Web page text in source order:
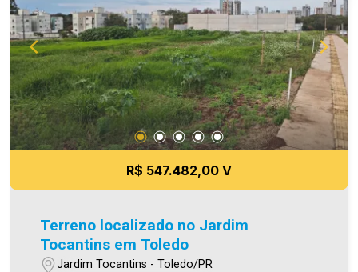
uma visita! Imobiliária Ativa | Sinta-se em casa! -
As informações aqui prestadas são verdadeiras,
todavia, reservamo-nos o direito de corrigir
qualquer erro de digitação e/ou ortografia, bem
como alteração dos preços e imagens. Fotos
meramente ilustrativas.
R$ 547.482,00 V
Terreno localizado no Jardim
Tocantins em Toledo
Jardim Tocantins - Toledo/PR